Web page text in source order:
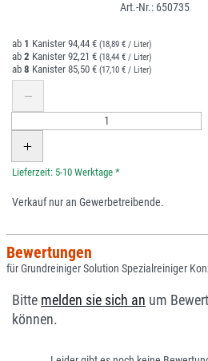
650735
1 94,44 € (18,89 € / Liter)
2 92,21 € (18,44 € / Liter)
8 85,50 € (17,10 € / Liter)
*
Verkauf nur an Gewerbetreibende.
Bewertungen
für Grundreiniger Solution Spezialreiniger
Bitte melden sie sich an um
können.